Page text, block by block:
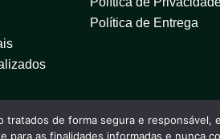
Política de Entrega
de forma segura e responsável,
para as finalidades informadas e nunca